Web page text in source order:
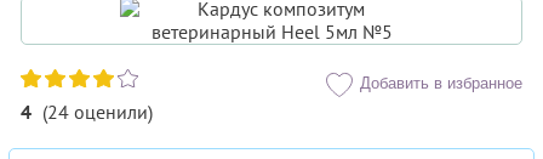
4 (24 оценили)
Добавить в избранное